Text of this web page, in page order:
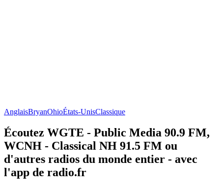
AnglaisBryanOhioÉtats-UnisClassique
Écoutez WGTE - Public Media 90.9 FM,
WCNH - Classical NH 91.5 FM ou
d'autres radios du monde entier - avec
l'app de radio.fr